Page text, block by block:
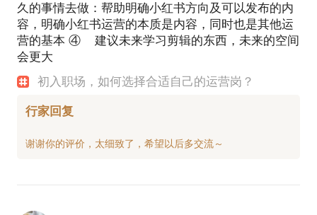
久的事情去做：帮助明确小红书方向及可以发布的内
容，明确小红书运营的本质是内容，同时也是其他运
营的基本 ④ 建议未来学习剪辑的东西，未来的空间
会更大
初入职场，如何选择合适自己的运营岗？
行家回复